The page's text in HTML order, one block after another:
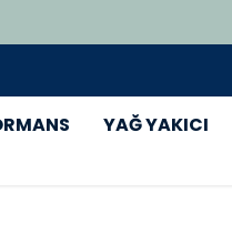
YAĞ YAKICI